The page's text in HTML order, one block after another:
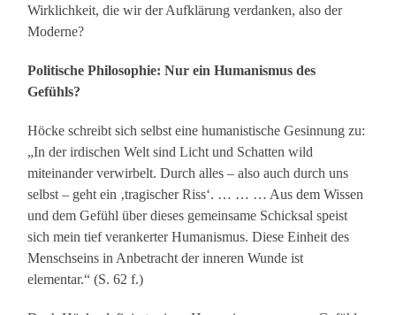
Wirklichkeit, die wir der Aufklärung verdanken, also der
Moderne?
Politische Philosophie: Nur ein Humanismus des
Gefühls?
Höcke schreibt sich selbst eine humanistische Gesinnung zu:
„In der irdischen Welt sind Licht und Schatten wild
miteinander verwirbelt. Durch alles – also auch durch uns
selbst – geht ein ‚tragischer Riss‘. … … … Aus dem Wissen
und dem Gefühl über dieses gemeinsame Schicksal speist
sich mein tief verankerter Humanismus. Diese Einheit des
Menschseins in Anbetracht der inneren Wunde ist
elementar.“ (S. 62 f.)